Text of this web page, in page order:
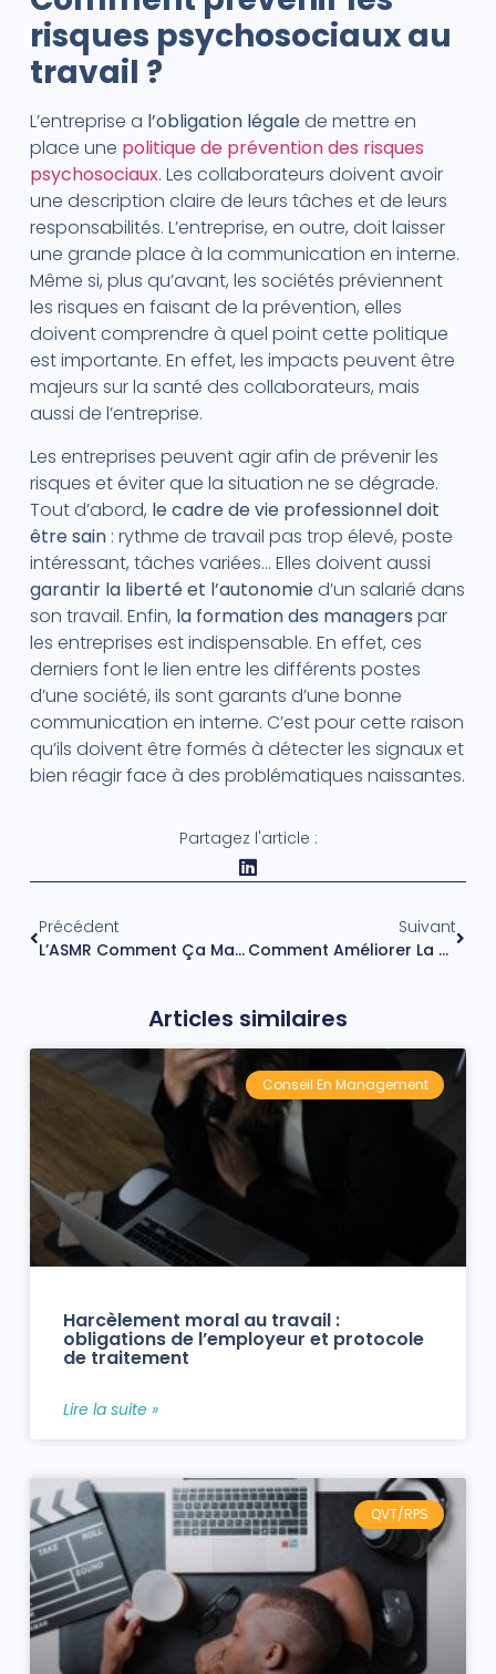
risques psychosociaux au
travail ?
L’entreprise a l’obligation légalede mettre en
place une politique de prévention des risques
psychosociaux. Les collaborateurs doivent avoir
une description claire de leurs tâches et de leurs
responsabilités. L’entreprise, en outre, doit laisser
une grande place à la communication en interne.
Même si, plus qu’avant, les sociétés préviennent
les risques en faisant de la prévention, elles
doivent comprendre à quel point cette politique
est importante. En effet, les impacts peuvent être
majeurs sur la santé des collaborateurs, mais
aussi de l’entreprise.
Les entreprises peuvent agir afin de prévenir les
risques et éviter que la situation ne se dégrade.
Tout d’abord, le cadre de vie professionnel doit
être sain: rythme de travail pas trop élevé, poste
intéressant, tâches variées… Elles doivent aussi
garantir la liberté et l’autonomied’un salarié dans
son travail. Enfin, la formation des managers par
les entreprises est indispensable. En effet, ces
derniers font le lien entre les différents postes
d’une société, ils sont garants d’une bonne
communication en interne. C’est pour cette raison
qu’ils doivent être formés à détecter les signaux et
bien réagir face à des problématiques naissantes.
Partagez l'article :
Précédent
L’ASMR Comment Ça Marche ? Suis-Je Réceptif ?
Suivant
Comment Améliorer La Qualité De Vie Au Travail ?
Articles similaires
Conseil En Management
Harcèlement moral au travail :
obligations de l’employeur et protocole
de traitement
Lire la suite »
QVT/RPS